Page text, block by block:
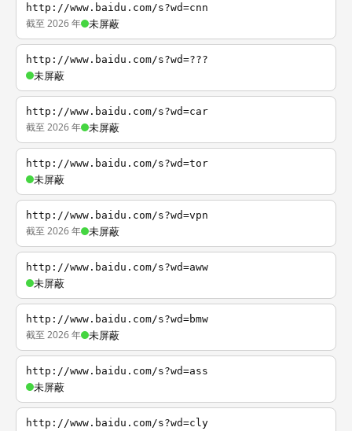
http://www.baidu.com/s?wd=cnn
截至 2026 年 未屏蔽
http://www.baidu.com/s?wd=???
未屏蔽
http://www.baidu.com/s?wd=car
截至 2026 年 未屏蔽
http://www.baidu.com/s?wd=tor
未屏蔽
http://www.baidu.com/s?wd=vpn
截至 2026 年 未屏蔽
http://www.baidu.com/s?wd=aww
未屏蔽
http://www.baidu.com/s?wd=bmw
截至 2026 年 未屏蔽
http://www.baidu.com/s?wd=ass
未屏蔽
http://www.baidu.com/s?wd=cly